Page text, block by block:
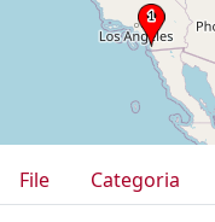
File Categoria